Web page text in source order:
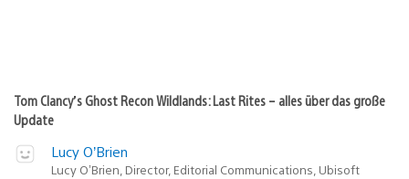
Tom Clancy’s Ghost Recon Wildlands: Last Rites – alles über das große
Update
Lucy O’Brien
Lucy O’Brien, Director, Editorial Communications, Ubisoft